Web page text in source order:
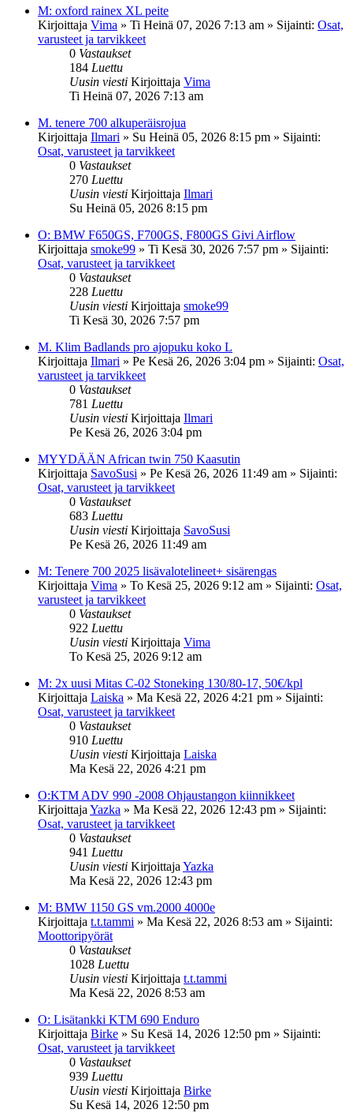
M: oxford rainex XL peite
Kirjoittaja Vima » Ti Heinä 07, 2026 7:13 am » Sijainti: Osat,
varusteet ja tarvikkeet
0 Vastaukset
184 Luettu
Uusin viesti Kirjoittaja Vima
Ti Heinä 07, 2026 7:13 am
M. tenere 700 alkuperäisrojua
Kirjoittaja Ilmari » Su Heinä 05, 2026 8:15 pm » Sijainti:
Osat, varusteet ja tarvikkeet
0 Vastaukset
270 Luettu
Uusin viesti Kirjoittaja Ilmari
Su Heinä 05, 2026 8:15 pm
O: BMW F650GS, F700GS, F800GS Givi Airflow
Kirjoittaja smoke99 » Ti Kesä 30, 2026 7:57 pm » Sijainti:
Osat, varusteet ja tarvikkeet
0 Vastaukset
228 Luettu
Uusin viesti Kirjoittaja smoke99
Ti Kesä 30, 2026 7:57 pm
M. Klim Badlands pro ajopuku koko L
Kirjoittaja Ilmari » Pe Kesä 26, 2026 3:04 pm » Sijainti: Osat,
varusteet ja tarvikkeet
0 Vastaukset
781 Luettu
Uusin viesti Kirjoittaja Ilmari
Pe Kesä 26, 2026 3:04 pm
MYYDÄÄN African twin 750 Kaasutin
Kirjoittaja SavoSusi » Pe Kesä 26, 2026 11:49 am » Sijainti:
Osat, varusteet ja tarvikkeet
0 Vastaukset
683 Luettu
Uusin viesti Kirjoittaja SavoSusi
Pe Kesä 26, 2026 11:49 am
M: Tenere 700 2025 lisävalotelineet+ sisärengas
Kirjoittaja Vima » To Kesä 25, 2026 9:12 am » Sijainti: Osat,
varusteet ja tarvikkeet
0 Vastaukset
922 Luettu
Uusin viesti Kirjoittaja Vima
To Kesä 25, 2026 9:12 am
M: 2x uusi Mitas C-02 Stoneking 130/80-17, 50€/kpl
Kirjoittaja Laiska » Ma Kesä 22, 2026 4:21 pm » Sijainti:
Osat, varusteet ja tarvikkeet
0 Vastaukset
910 Luettu
Uusin viesti Kirjoittaja Laiska
Ma Kesä 22, 2026 4:21 pm
O:KTM ADV 990 -2008 Ohjaustangon kiinnikkeet
Kirjoittaja Yazka » Ma Kesä 22, 2026 12:43 pm » Sijainti:
Osat, varusteet ja tarvikkeet
0 Vastaukset
941 Luettu
Uusin viesti Kirjoittaja Yazka
Ma Kesä 22, 2026 12:43 pm
M: BMW 1150 GS vm.2000 4000e
Kirjoittaja t.t.tammi » Ma Kesä 22, 2026 8:53 am » Sijainti:
Moottoripyörät
0 Vastaukset
1028 Luettu
Uusin viesti Kirjoittaja t.t.tammi
Ma Kesä 22, 2026 8:53 am
O: Lisätankki KTM 690 Enduro
Kirjoittaja Birke » Su Kesä 14, 2026 12:50 pm » Sijainti:
Osat, varusteet ja tarvikkeet
0 Vastaukset
939 Luettu
Uusin viesti Kirjoittaja Birke
Su Kesä 14, 2026 12:50 pm